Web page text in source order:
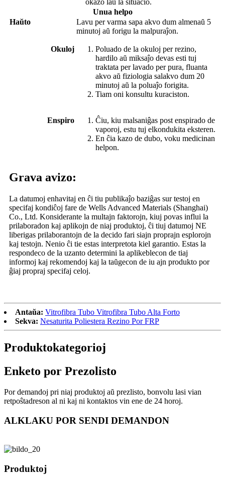
okazo laŭ la situacio.
Unua helpo
Haŭto
Lavu per varma sapa akvo dum almenaŭ 5
minutoj aŭ forigu la malpuraĵon.
Okuloj
Poluado de la okuloj per rezino,
hardilo aŭ miksaĵo devas esti tuj
traktata per lavado per pura, fluanta
akvo aŭ fiziologia salakvo dum 20
minutoj aŭ la poluaĵo forigita.
Tiam oni konsultu kuraciston.
Enspiro
Ĉiu, kiu malsaniĝas post enspirado de
vaporoj, estu tuj elkondukita eksteren.
En ĉia kazo de dubo, voku medicinan
helpon.
Grava avizo:
La datumoj enhavitaj en ĉi tiu publikaĵo baziĝas sur testoj en
specifaj kondiĉoj fare de Wells Advanced Materials (Shanghai)
Co., Ltd. Konsiderante la multajn faktorojn, kiuj povas influi la
prilaboradon kaj aplikojn de niaj produktoj, ĉi tiuj datumoj NE
liberigas prilaborantojn de la decido fari siajn proprajn esplorojn
kaj testojn. Nenio ĉi tie estas interpretota kiel garantio. Estas la
respondeco de la uzanto determini la aplikeblecon de tiaj
informoj kaj rekomendoj kaj la taŭgecon de iu ajn produkto por
ĝiaj propraj specifaj celoj.
Antaŭa: Vitrofibra Tubo Vitrofibra Tubo Alta Forto
Sekva: Nesaturita Poliestera Rezino Por FRP
Produktokategorioj
Enketo por Prezolisto
Por demandoj pri niaj produktoj aŭ prezlisto, bonvolu lasi vian
retpoŝtadreson al ni kaj ni kontaktos vin ene de 24 horoj.
ALKLAKU POR SENDI DEMANDON
Produktoj